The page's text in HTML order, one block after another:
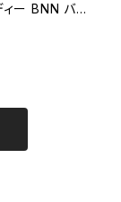
ー BNN バナ
リーブTシャツ
メンズ 半袖 t